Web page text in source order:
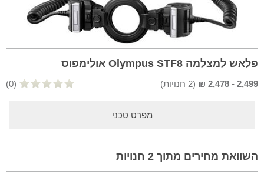
פלאש למצלמה Olympus STF8 אולימפוס
2,499
-
2,478
₪
(
2 חנויות) (0)
מפרט טכני
השוואת מחירים מתוך 2 חנויות